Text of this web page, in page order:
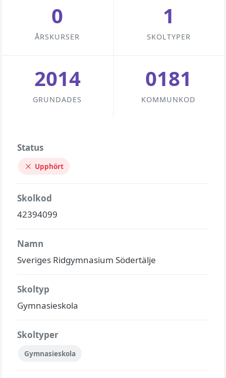
0
ÅRSKURSER
1
SKOLTYPER
2014
GRUNDADES
0181
KOMMUNKOD
Status
Upphört
Skolkod
42394099
Namn
Sveriges Ridgymnasium Södertälje
Skoltyp
Gymnasieskola
Skoltyper
Gymnasieskola